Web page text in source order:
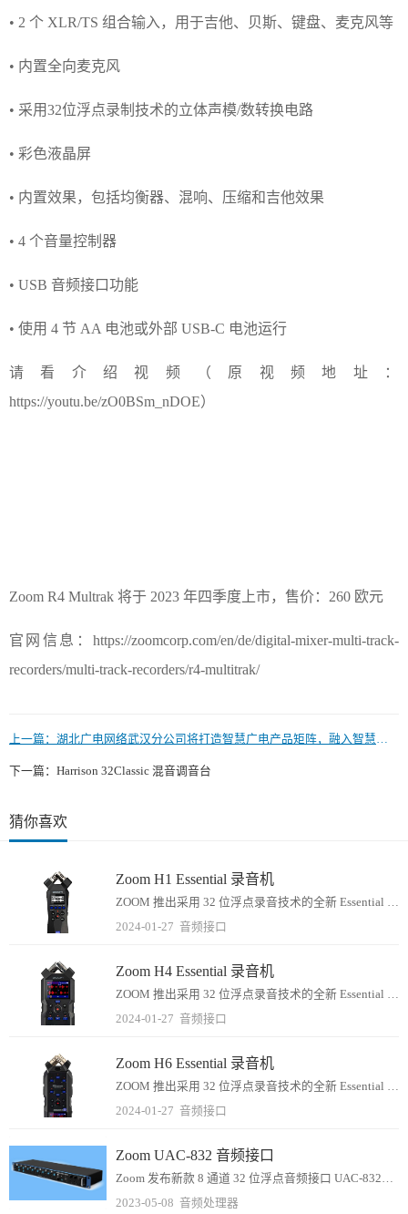
• 2 个 XLR/TS 组合输入，用于吉他、贝斯、键盘、麦克风等
• 内置全向麦克风
• 采用32位浮点录制技术的立体声模/数转换电路
• 彩色液晶屏
• 内置效果，包括均衡器、混响、压缩和吉他效果
• 4 个音量控制器
• USB 音频接口功能
• 使用 4 节 AA 电池或外部 USB-C 电池运行
请看介绍视频（原视频地址：
https://youtu.be/zO0BSm_nDOE）
Zoom R4 Multrak 将于 2023 年四季度上市，售价：260 欧元
官网信息：https://zoomcorp.com/en/de/digital-mixer-multi-track-
recorders/multi-track-recorders/r4-multitrak/
上一篇： 湖北广电网络武汉分公司将打造智慧广电产品矩阵，融入智慧小区试点建设
下一篇： Harrison 32Classic 混音调音台
猜你喜欢
Zoom H1 Essential 录音机
ZOOM 推出采用 32 位浮点录音技术的全新 Essential 系列录音机，让你永远不必调整电平，捕捉到声音的每一处细节，确保每次录制都能获得高质量的音频。...
2024-01-27 音频接口
Zoom H4 Essential 录音机
ZOOM 推出采用 32 位浮点录音技术的全新 Essential 系列录音机，让你永远不必调整电平，捕捉到声音的每一处细节，确保每次录制都能获得高质量的音频。...
2024-01-27 音频接口
Zoom H6 Essential 录音机
ZOOM 推出采用 32 位浮点录音技术的全新 Essential 系列录音机，让你永远不必调整电平，捕捉到声音的每一处细节，确保每次录制都能获得高质量的音频。...
2024-01-27 音频接口
Zoom UAC-832 音频接口
Zoom 发布新款 8 通道 32 位浮点音频接口 UAC-832，为该公司全新的 32 位浮点音频系列设备添加了新的成员。Zoom UAC-832 是一款机架...
2023-05-08 音频处理器